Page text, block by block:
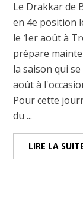
Le Drakkar de
en 4e position
le 1er août à
prépare
la saison qui
août à
Pour cette
du ...
LIRE LA